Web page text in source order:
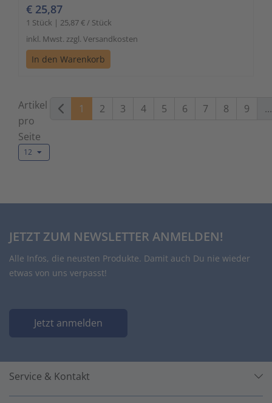
€ 25,87
1 Stück | 25,87 € / Stück
inkl. Mwst. zzgl. Versandkosten
In den Warenkorb
Artikel
pro
Seite
12
1 2 3 4 5 6 7 8 9 ...
JETZT ZUM NEWSLETTER ANMELDEN!
Alle Infos, die neusten Produkte. Damit auch Du nie wieder
etwas von uns verpasst!
Jetzt anmelden
Service & Kontakt